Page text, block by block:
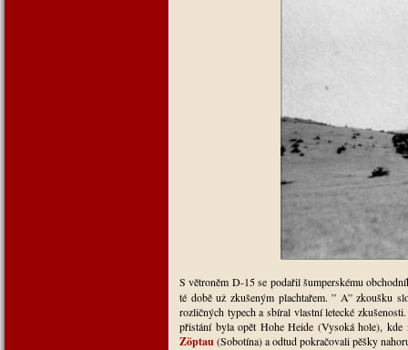
S větroněm D-15 se podařil šumperskému
té době už zkušeným plachtařem.” A” zkoušku
rozličných typech a sbíral vlastní letecké
přistání byla opět Hohe Heide (Vysoká hole), kde
Zöptau(Sobotína) a odtud pokračovali pěšky